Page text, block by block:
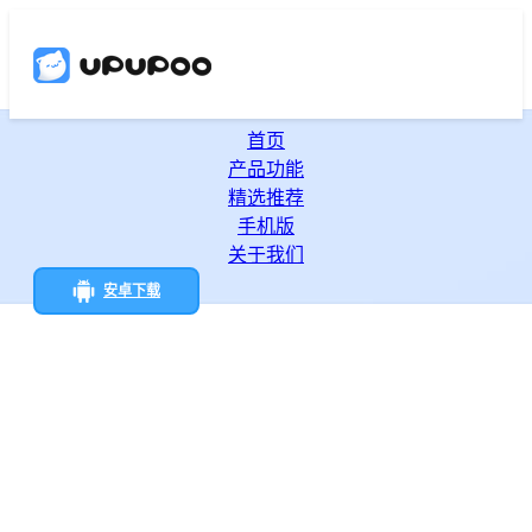
首页
产品功能
精选推荐
手机版
关于我们
安卓下载